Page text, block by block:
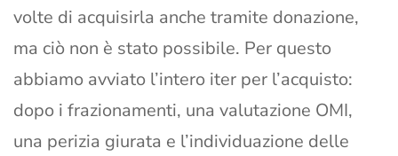
volte di acquisirla anche tramite donazione,
ma ciò non è stato possibile. Per questo
abbiamo avviato l’intero iter per l’acquisto:
dopo i frazionamenti, una valutazione OMI,
una perizia giurata e l’individuazione delle